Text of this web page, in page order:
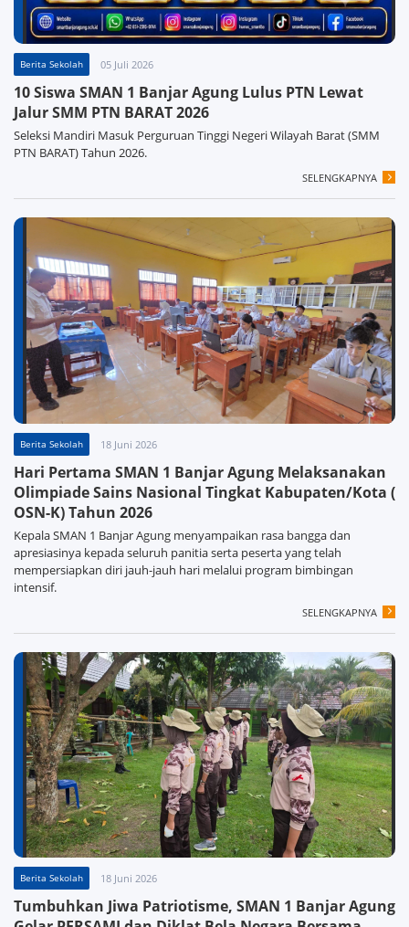
Berita Sekolah 05 Juli 2026
10 Siswa SMAN 1 Banjar Agung Lulus PTN Lewat
Jalur SMM PTN BARAT 2026
Seleksi Mandiri Masuk Perguruan Tinggi Negeri Wilayah Barat (SMM
PTN BARAT) Tahun 2026.
SELENGKAPNYA
Berita Sekolah 18 Juni 2026
Hari Pertama SMAN 1 Banjar Agung Melaksanakan
Olimpiade Sains Nasional Tingkat Kabupaten/Kota (
OSN-K) Tahun 2026
Kepala SMAN 1 Banjar Agung menyampaikan rasa bangga dan
apresiasinya kepada seluruh panitia serta peserta yang telah
mempersiapkan diri jauh-jauh hari melalui program bimbingan
intensif.
SELENGKAPNYA
Berita Sekolah 18 Juni 2026
Tumbuhkan Jiwa Patriotisme, SMAN 1 Banjar Agung